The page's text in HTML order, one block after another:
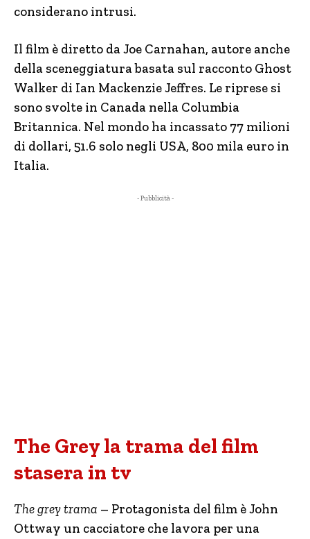
considerano intrusi.
Il film è diretto da Joe Carnahan, autore anche
della sceneggiatura basata sul racconto Ghost
Walker di Ian Mackenzie Jeffres. Le riprese si
sono svolte in Canada nella Columbia
Britannica. Nel mondo ha incassato 77 milioni
di dollari, 51.6 solo negli USA, 800 mila euro in
Italia.
- Pubblicità -
The Grey la trama del film
stasera in tv
The grey trama – Protagonista del film è John
Ottway un cacciatore che lavora per una